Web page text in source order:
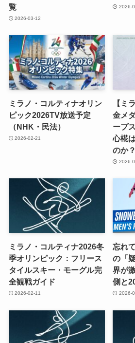
覧
2026-03-12
2026-
ミラノ・コルティナオリン
ピック2026TV放送予定
（NHK・民法）
2026-02-21
【ミ
金メ
ープ
心椛
のか？
2026-
ミラノ・コルティナ2026冬
季オリンピック：フリース
タイルスキー・モーグル完
全観戦ガイド
2026-02-11
忘れ
の「
界が
側と
2026-